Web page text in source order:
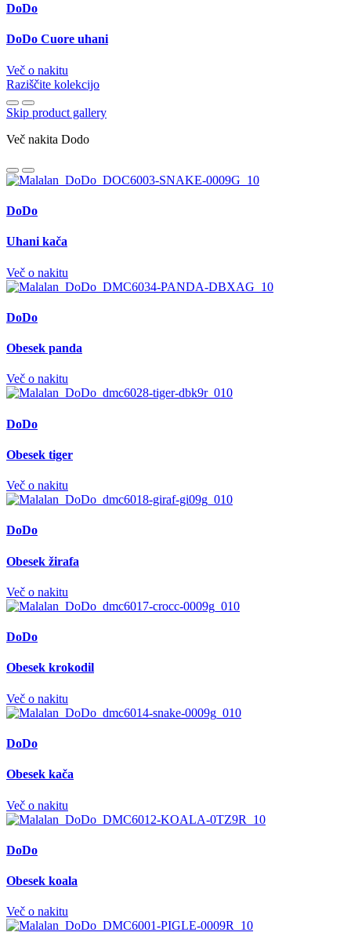
DoDo
DoDo Cuore uhani
Več o nakitu
Raziščite kolekcijo
Skip product gallery
Več nakita Dodo
DoDo
Uhani kača
Več o nakitu
DoDo
Obesek panda
Več o nakitu
DoDo
Obesek tiger
Več o nakitu
DoDo
Obesek žirafa
Več o nakitu
DoDo
Obesek krokodil
Več o nakitu
DoDo
Obesek kača
Več o nakitu
DoDo
Obesek koala
Več o nakitu